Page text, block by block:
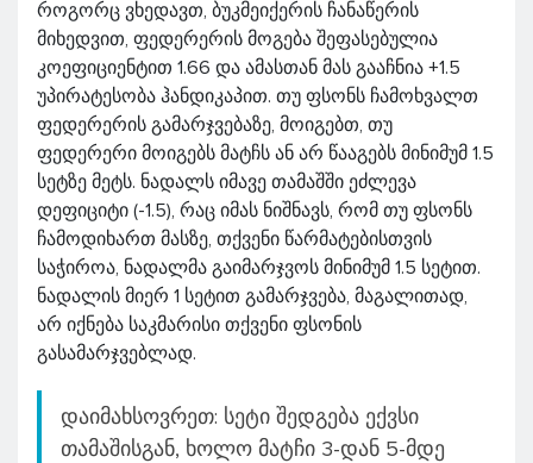
როგორც ვხედავთ, ბუკმეიქერის ჩანაწერის
მიხედვით, ფედერერის მოგება შეფასებულია
კოეფიციენტით 1.66 და ამასთან მას გააჩნია +1.5
უპირატესობა ჰანდიკაპით. თუ ფსონს ჩამოხვალთ
ფედერერის გამარჯვებაზე, მოიგებთ, თუ
ფედერერი მოიგებს მატჩს ან არ წააგებს მინიმუმ 1.5
სეტზე მეტს. ნადალს იმავე თამაშში ეძლევა
დეფიციტი (-1.5), რაც იმას ნიშნავს, რომ თუ ფსონს
ჩამოდიხართ მასზე, თქვენი წარმატებისთვის
საჭიროა, ნადალმა გაიმარჯვოს მინიმუმ 1.5 სეტით.
ნადალის მიერ 1 სეტით გამარჯვება, მაგალითად,
არ იქნება საკმარისი თქვენი ფსონის
გასამარჯვებლად.
დაიმახსოვრეთ: სეტი შედგება ექვსი
თამაშისგან, ხოლო მატჩი 3-დან 5-მდე